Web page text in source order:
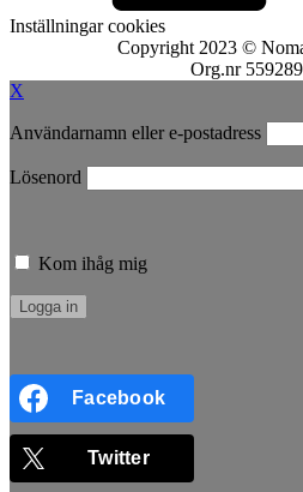
Inställningar cookies
Copyright 2023 ©
Org.nr
X
Användarnamn eller e-postadress
Lösenord
Kom ihåg mig
Facebook
Twitter